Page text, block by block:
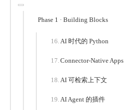
Phase 1 · Building Blocks
AI 时代的 Python
Connector-Native Apps
AI 可检索上下文
AI Agent 的插件